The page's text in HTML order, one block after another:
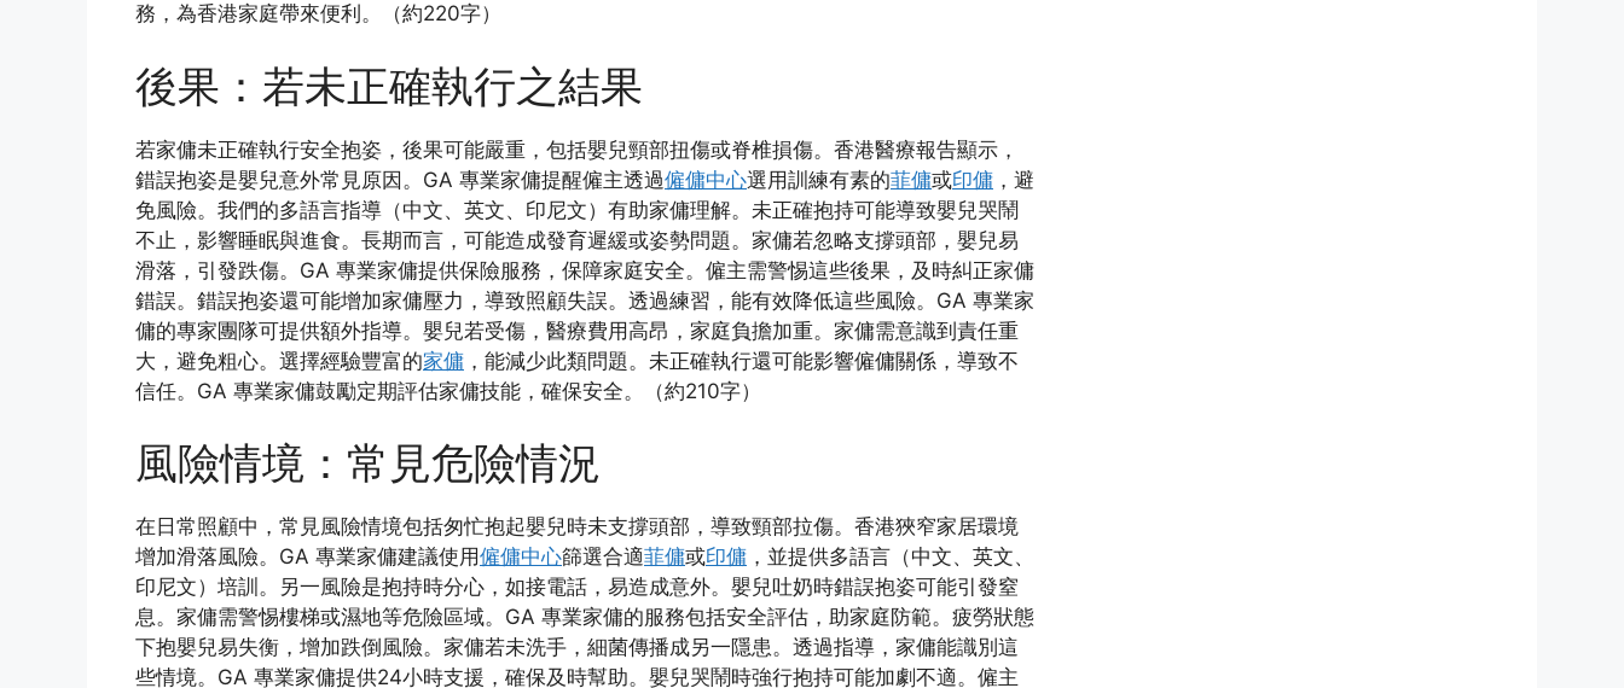
務，為香港家庭帶來便利。（約220字）
後果：若未正確執行之結果
若家傭未正確執行安全抱姿，後果可能嚴重，包括嬰兒頸部扭傷或脊椎損傷。香港醫療報告顯示，
錯誤抱姿是嬰兒意外常見原因。GA 專業家傭提醒僱主透過僱傭中心選用訓練有素的菲傭或印傭 ，避
免風險。我們的多語言指導（中文、英文、印尼文）有助家傭理解。未正確抱持可能導致嬰兒哭鬧
不止，影響睡眠與進食。長期而言，可能造成發育遲緩或姿勢問題。家傭若忽略支撐頭部，嬰兒易
滑落，引發跌傷。GA 專業家傭提供保險服務，保障家庭安全。僱主需警惕這些後果，及時糾正家傭
錯誤。錯誤抱姿還可能增加家傭壓力，導致照顧失誤。透過練習，能有效降低這些風險。GA 專業家
傭的專家團隊可提供額外指導。嬰兒若受傷，醫療費用高昂，家庭負擔加重。家傭需意識到責任重
大，避免粗心。選擇經驗豐富的家傭 ，能減少此類問題。未正確執行還可能影響僱傭關係，導致不
信任。GA 專業家傭鼓勵定期評估家傭技能，確保安全。（約210字）
風險情境：常見危險情況
在日常照顧中，常見風險情境包括匆忙抱起嬰兒時未支撐頭部，導致頸部拉傷。香港狹窄家居環境
增加滑落風險。GA 專業家傭建議使用僱傭中心篩選合適菲傭或印傭 ，並提供多語言（中文、英文、
印尼文）培訓。另一風險是抱持時分心，如接電話，易造成意外。嬰兒吐奶時錯誤抱姿可能引發窒
息。家傭需警惕樓梯或濕地等危險區域。GA 專業家傭的服務包括安全評估，助家庭防範。疲勞狀態
下抱嬰兒易失衡，增加跌倒風險。家傭若未洗手，細菌傳播成另一隱患。透過指導，家傭能識別這
些情境。GA 專業家傭提供24小時支援，確保及時幫助。嬰兒哭鬧時強行抱持可能加劇不適。僱主